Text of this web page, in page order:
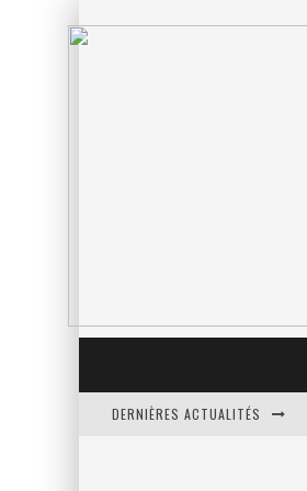
DERNIÈRES ACTUALITÉS